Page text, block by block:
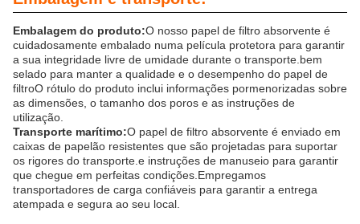
Embalagem do produto:O nosso papel de filtro absorvente é
cuidadosamente embalado numa película protetora para garantir
a sua integridade livre de umidade durante o transporte.bem
selado para manter a qualidade e o desempenho do papel de
filtroO rótulo do produto inclui informações pormenorizadas sobre
as dimensões, o tamanho dos poros e as instruções de
utilização.
Transporte marítimo:O papel de filtro absorvente é enviado em
caixas de papelão resistentes que são projetadas para suportar
os rigores do transporte.e instruções de manuseio para garantir
que chegue em perfeitas condições.Empregamos
transportadores de carga confiáveis para garantir a entrega
atempada e segura ao seu local.